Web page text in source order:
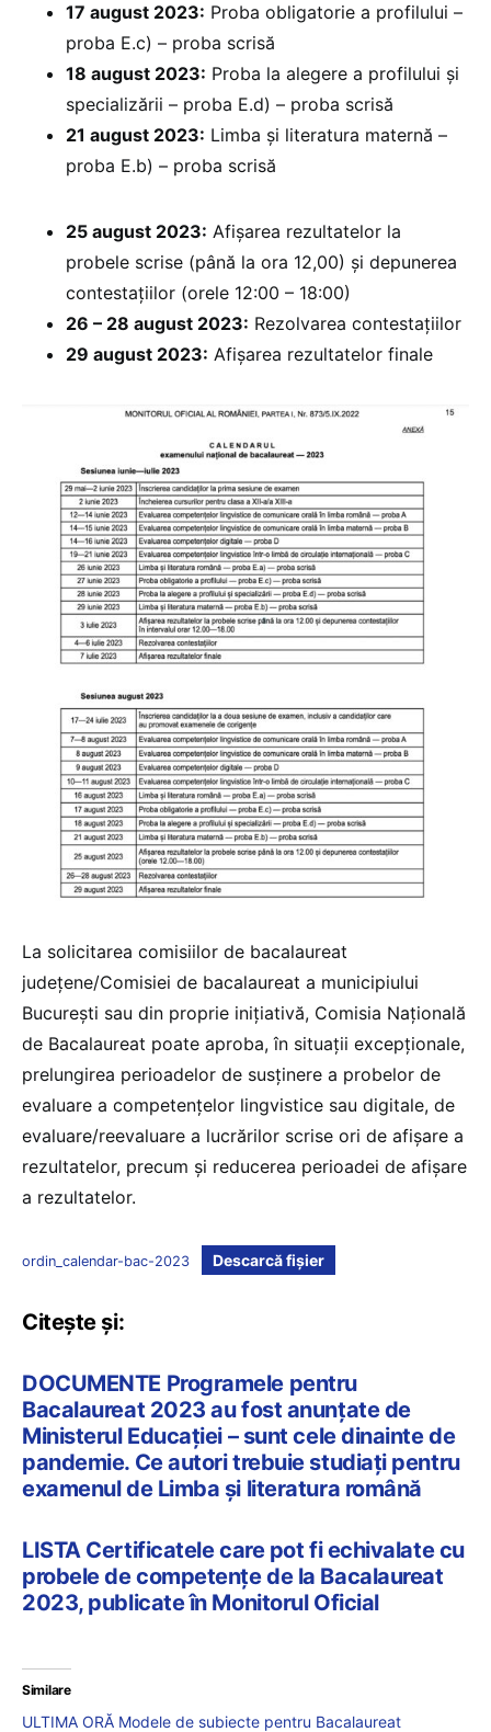
17 august 2023: Proba obligatorie a profilului –
proba E.c) – proba scrisă
18 august 2023: Proba la alegere a profilului și
specializării – proba E.d) – proba scrisă
21 august 2023: Limba și literatura maternă –
proba E.b) – proba scrisă
25 august 2023: Afișarea rezultatelor la
probele scrise (până la ora 12,00) și depunerea
contestațiilor (orele 12:00 – 18:00)
26 – 28 august 2023: Rezolvarea contestațiilor
29 august 2023: Afișarea rezultatelor finale
La solicitarea comisiilor de bacalaureat
județene/Comisiei de bacalaureat a municipiului
București sau din proprie inițiativă, Comisia Națională
de Bacalaureat poate aproba, în situații excepționale,
prelungirea perioadelor de susținere a probelor de
evaluare a competențelor lingvistice sau digitale, de
evaluare/reevaluare a lucrărilor scrise ori de afișare a
rezultatelor, precum și reducerea perioadei de afișare
a rezultatelor.
ordin_calendar-bac-2023 Descarcă fișier
Citește și:
DOCUMENTE Programele pentru
Bacalaureat 2023 au fost anunțate de
Ministerul Educației – sunt cele dinainte de
pandemie. Ce autori trebuie studiați pentru
examenul de Limba și literatura română
LISTA Certificatele care pot fi echivalate cu
probele de competențe de la Bacalaureat
2023, publicate în Monitorul Oficial
Similare
ULTIMA ORĂ Modele de subiecte pentru Bacalaureat